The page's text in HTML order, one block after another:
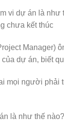
vi dự án là
chưa kết thúc
Manager)
dự án, biết
mọi người phải
là như thế